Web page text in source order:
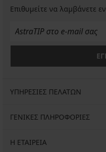
Επιθυμείτε να λαμβάνετε
ΥΠΗΡΕΣΙΕΣ ΠΕΛΑΤΩΝ
ΓΕΝΙΚΕΣ ΠΛΗΡΟΦΟΡΙΕΣ
Η ΕΤΑΙΡΕΙΑ